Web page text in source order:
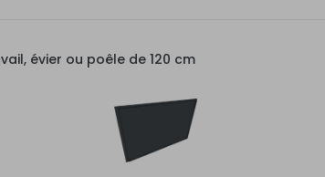
évier ou poêle de 120 cm